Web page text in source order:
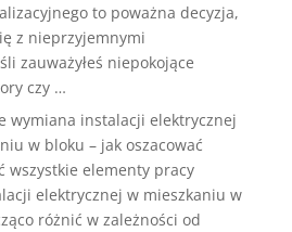
to poważna decyzja,
z nieprzyjemnymi
zauważyłeś niepokojące
czy …
wymiana instalacji elektrycznej
w bloku – jak oszacować
wszystkie elementy pracy
elektrycznej w mieszkaniu w
różnić w zależności od